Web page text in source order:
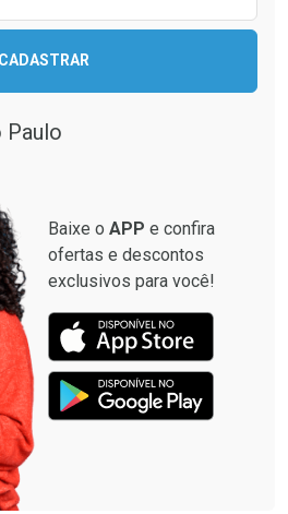
CADASTRAR
Paulo
Baixe o APP e confira
ofertas e descontos
exclusivos para você!